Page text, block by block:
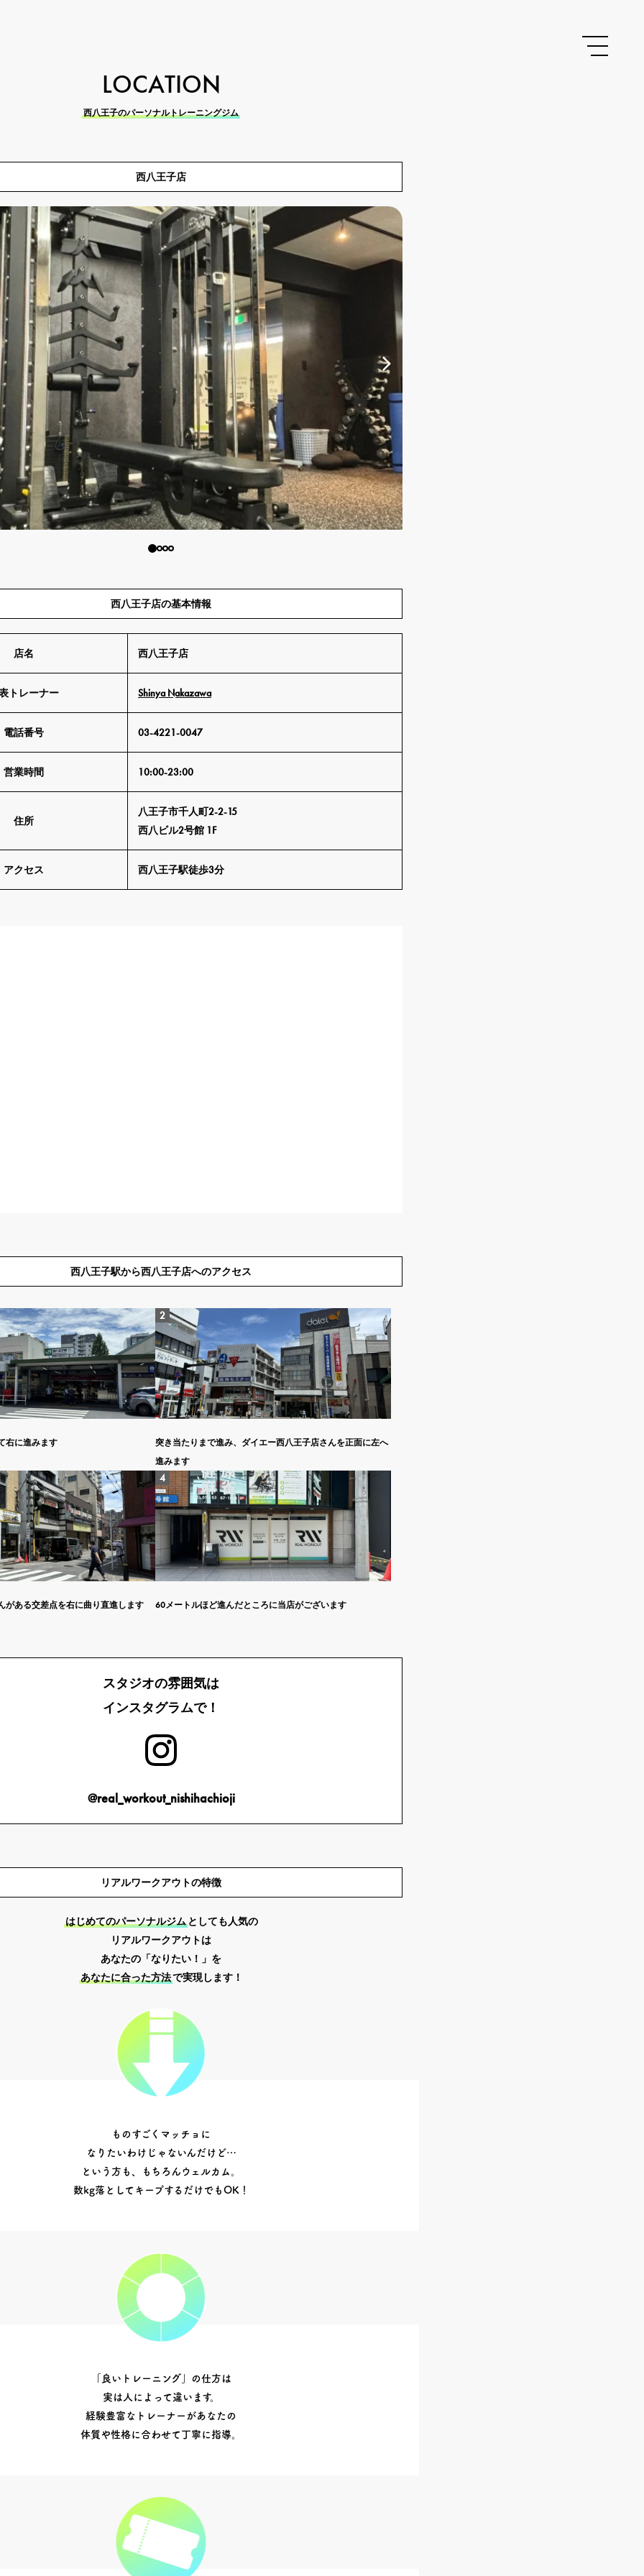
LOCATION
西八王子のパーソナルトレーニングジム
西八王子店
西八王子店の基本情報
店名 西八王子店
トレーナー Shinya Nakazawa
電話番号 03-4221-0047
営業時間 10:00-23:00
住所
八王子市千人町2-2-15
西八ビル2号館 1F
アクセス 西八王子駅徒歩3分
西八王子駅から西八王子店へのアクセス
右に進みます
突き当たりまで進み、ダイエー西八王子店さんを正面に左へ
進みます
がある交差点を右に曲り直進します 60メートルほど進んだところに当店がございます
スタジオの雰囲気は
インスタグラムで！
@real_workout_nishihachioji
リアルワークアウトの特徴
はじめてのパーソナルジム としても人気の
リアルワークアウトは
あなたの「なりたい！」を
あなたに合った方法で実現します！
ものすごくマッチョに
なりたいわけじゃないんだけど…
という方も、もちろんウェルカム。
数kg落としてキープするだけでもOK！
「良いトレーニング」の仕方は
実は人によって違います。
経験豊富なトレーナーがあなたの
体質や性格に合わせて丁寧に指導。